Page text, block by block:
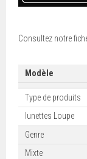
Consultez notre
Modèle
Type de produits
lunettes Loupe
Genre
Mixte